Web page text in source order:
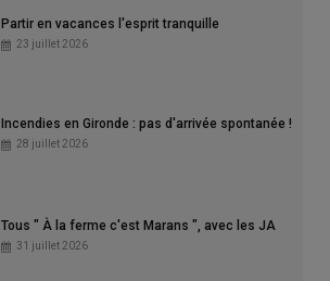
Partir en vacances l'esprit tranquille
23 juillet 2026
Incendies en Gironde : pas d'arrivée spontanée !
28 juillet 2026
Tous " À la ferme c'est Marans ", avec les JA
31 juillet 2026